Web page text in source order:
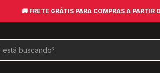
🚚​ FRETE GRÁTIS PARA COMPRAS A PARTIR